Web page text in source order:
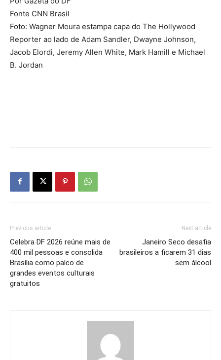
Fonte CNN Brasil
Foto: Wagner Moura estampa capa do The Hollywood
Reporter ao lado de Adam Sandler, Dwayne Johnson,
Jacob Elordi, Jeremy Allen White, Mark Hamill e Michael
B. Jordan
Previous article
Celebra DF 2026 reúne mais de
400 mil pessoas e consolida
Brasília como palco de
grandes eventos culturais
gratuitos
Next article
Janeiro Seco desafia
brasileiros a ficarem 31 dias
sem álcool